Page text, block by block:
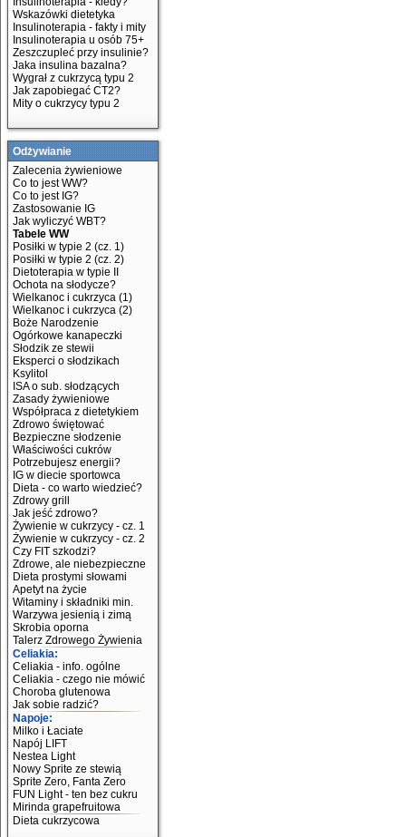
Wskazówki dietetyka
Insulinoterapia - fakty i mity
Insulinoterapia u osób 75+
Zeszczupleć przy insulinie?
Jaka insulina bazalna?
Wygrał z cukrzycą typu 2
Jak zapobiegać CT2?
Mity o cukrzycy typu 2
Odżywianie
Zalecenia żywieniowe
Co to jest WW?
Co to jest IG?
Zastosowanie IG
Jak wyliczyć WBT?
Tabele WW
Posiłki w typie 2 (cz. 1)
Posiłki w typie 2 (cz. 2)
Dietoterapia w typie II
Ochota na słodycze?
Wielkanoc i cukrzyca (1)
Wielkanoc i cukrzyca (2)
Boże Narodzenie
Ogórkowe kanapeczki
Słodzik ze stewii
Eksperci o słodzikach
Ksylitol
ISA o sub. słodzących
Zasady żywieniowe
Współpraca z dietetykiem
Zdrowo świętować
Bezpieczne słodzenie
Właściwości cukrów
Potrzebujesz energii?
IG w diecie sportowca
Dieta - co warto wiedzieć?
Zdrowy grill
Jak jeść zdrowo?
Żywienie w cukrzycy - cz. 1
Żywienie w cukrzycy - cz. 2
Czy FIT szkodzi?
Zdrowe, ale niebezpieczne
Dieta prostymi słowami
Apetyt na życie
Witaminy i składniki min.
Warzywa jesienią i zimą
Skrobia oporna
Talerz Zdrowego Żywienia
Celiakia:
Celiakia - info. ogólne
Celiakia - czego nie mówić
Choroba glutenowa
Jak sobie radzić?
Napoje:
Milko i Łaciate
Napój LIFT
Nestea Light
Nowy Sprite ze stewią
Sprite Zero, Fanta Zero
FUN Light - ten bez cukru
Mirinda grapefruitowa
Dieta cukrzycowa